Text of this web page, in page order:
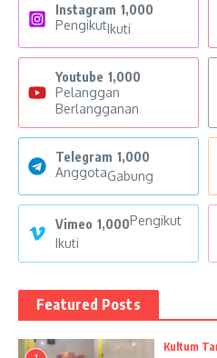
Instagram 1,000
PengikutIkuti
Youtube 1,000
Pelanggan
Berlangganan
Telegram 1,000
AnggotaGabung
Vimeo 1,000Pengikut
Ikuti
Featured Posts
Kultum